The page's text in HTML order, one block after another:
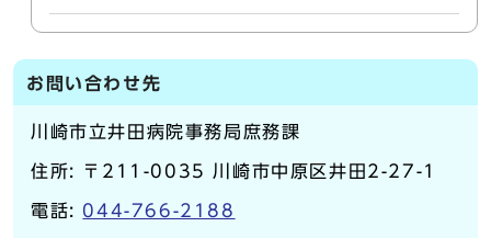
お問い合わせ先
川崎市立井田病院事務局庶務課
住所: 〒211-0035 川崎市中原区井田2-27-1
電話: 044-766-2188